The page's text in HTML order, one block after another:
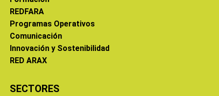
REDFARA
Programas Operativos
Comunicación
Innovación y Sostenibilidad
RED ARAX
SECTORES